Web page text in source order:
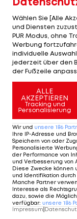
einem neuen
seiner Zeit in
Ob die beiden
Schrammel(33),
noch offen.
Die
Auch
haben. Etwa
Ertlthaler(24),
Rakowitz(31).
Maier(25) war
Thema. Zuletzt
Wählen Sie [Alle
und Diensten
PUR Modus, ohne
Werbung
individuelle
jederzeit über den
der Fußzeile
ALLE
AKZEPTIEREN
Tracking und
Personalisierung
Wir und unsere 186
Ihre IP-Adresse und
Speichern von oder
Personalisierte
der Performance von
und Verbesserung von
Diese Zwecke können
und Identifikation
Manche Partner
Interesse als
dazu, sowie die
verfügbar: unsere 186
Impressum|